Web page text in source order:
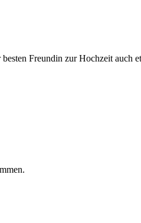
Freundin zur Hochzeit auch